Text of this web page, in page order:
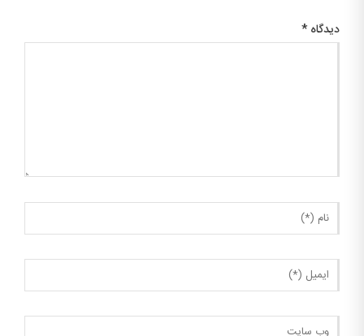
دیدگاه *